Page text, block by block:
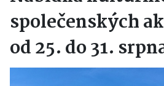
Nabídka
společenských
od 25. do 31.